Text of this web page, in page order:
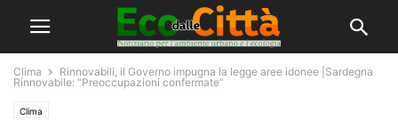
Clima
Rinnovabili, il Governo impugna la legge aree idonee |Sardegna
Rinnovabile: “Preoccupazioni confermate”
Clima